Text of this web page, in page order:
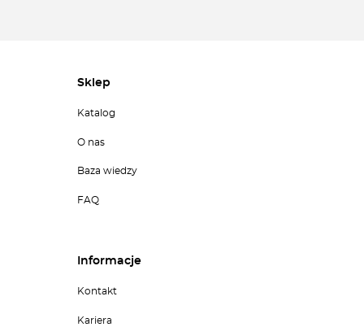
Sklep
Katalog
O nas
Baza wiedzy
FAQ
Informacje
Kontakt
Kariera